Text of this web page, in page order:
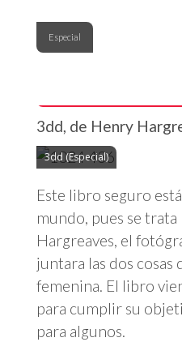
Especial
3dd, de Henry
3dd (Especial)
Este libro seguro
mundo, pues se trata
Hargreaves, el
juntara las dos cosas
femenina. El libro
para cumplir su
para algunos.